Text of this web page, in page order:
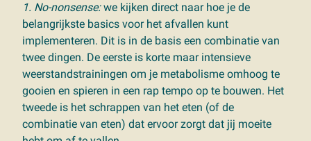
1. No-nonsense:we kijken direct naar hoe je de
belangrijkste basics voor het afvallen kunt
implementeren. Dit is in de basis een combinatie van
twee dingen. De eerste is korte maar intensieve
weerstandstrainingen om je metabolisme omhoog te
gooien en spieren in een rap tempo op te bouwen. Het
tweede is het schrappen van het eten (of de
combinatie van eten) dat ervoor zorgt dat jij moeite